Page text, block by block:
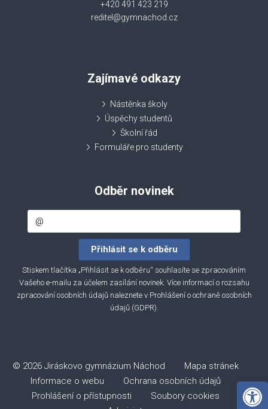
+420 491 423 219
reditel@gymnachod.cz
Zajímavé odkazy
Nástěnka školy
Úspěchy studentů
Školní řád
Formuláře pro studenty
Odběr novinek
Stiskem tlačítka „Přihlásit se k odběru“ souhlasíte se zpracováním
Vašeho e-mailu za účelem zasílání novinek. Více informací o rozsahu
zpracování osobních údajů naleznete v Prohlášení o ochraně osobních
údajů (GDPR).
© 2026 Jiráskovo gymnázium Náchod Mapa stránek
Informace o webu
Ochrana osobních údajů
Prohlášení o přístupnosti
Soubory cookies